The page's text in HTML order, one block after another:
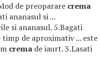
de preoparare crema
ananasul si ...
si ananasul. 5.Bagati
de aproximativ ... este
crema de iaurt. 3.Lasati